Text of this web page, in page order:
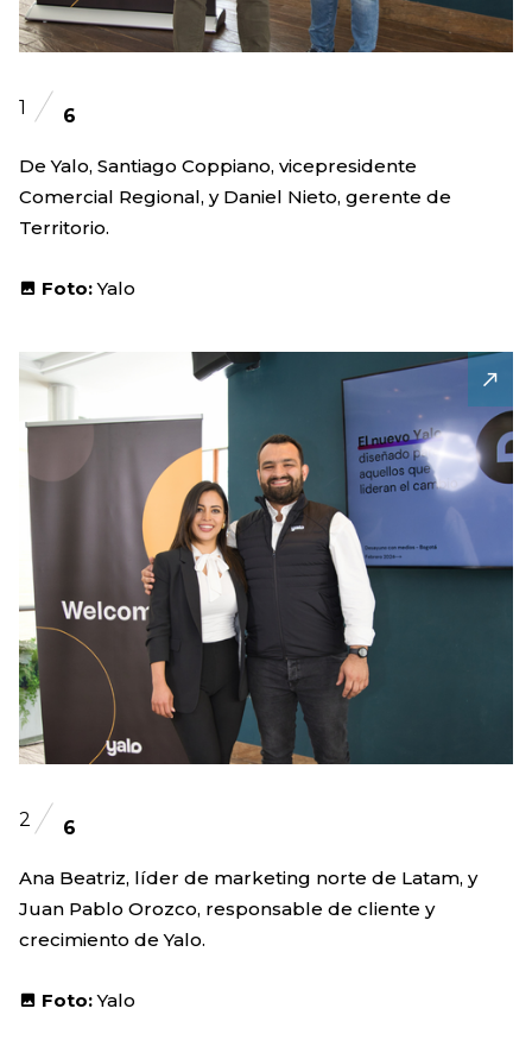
1 6
De Yalo, Santiago Coppiano, vicepresidente
Comercial Regional, y Daniel Nieto, gerente de
Territorio.
Foto:Yalo
2 6
Ana Beatriz, líder de marketing norte de Latam, y
Juan Pablo Orozco, responsable de cliente y
crecimiento de Yalo.
Foto:Yalo